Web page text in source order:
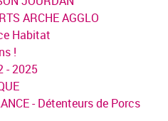
ARCHE AGGLO
Habitat
!
- 2025
- Détenteurs de Porcs